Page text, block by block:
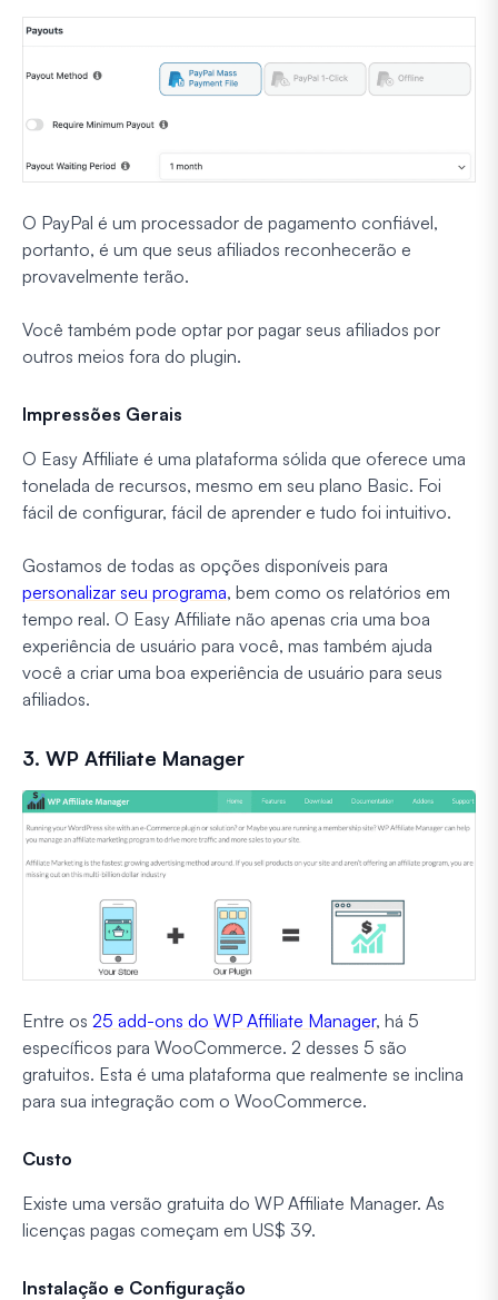
O PayPal é um processador de pagamento confiável,
portanto, é um que seus afiliados reconhecerão e
provavelmente terão.
Você também pode optar por pagar seus afiliados por
outros meios fora do plugin.
Impressões Gerais
O Easy Affiliate é uma plataforma sólida que oferece uma
tonelada de recursos, mesmo em seu plano Basic. Foi
fácil de configurar, fácil de aprender e tudo foi intuitivo.
Gostamos de todas as opções disponíveis para
personalizar seu programa, bem como os relatórios em
tempo real. O Easy Affiliate não apenas cria uma boa
experiência de usuário para você, mas também ajuda
você a criar uma boa experiência de usuário para seus
afiliados.
3. WP Affiliate Manager
Entre os 25 add-ons do WP Affiliate Manager, há 5
específicos para WooCommerce. 2 desses 5 são
gratuitos. Esta é uma plataforma que realmente se inclina
para sua integração com o WooCommerce.
Custo
Existe uma versão gratuita do WP Affiliate Manager. As
licenças pagas começam em US$ 39.
Instalação e Configuração